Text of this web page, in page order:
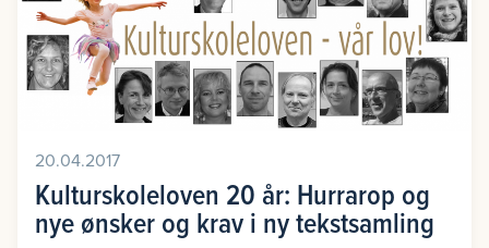
20.04.2017
Kulturskoleloven 20 år: Hurrarop og
nye ønsker og krav i ny tekstsamling